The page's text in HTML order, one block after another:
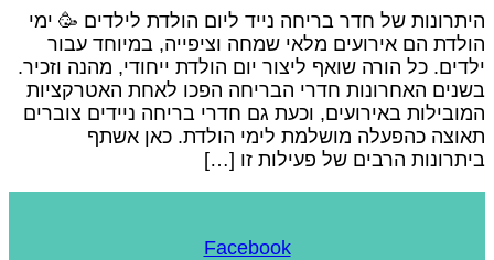
היתרונות של חדר בריחה נייד ליום הולדת לילדים 🥳 ימי
הולדת הם אירועים מלאי שמחה וציפייה, במיוחד עבור
ילדים. כל הורה שואף ליצור יום הולדת ייחודי, מהנה וזכיר.
בשנים האחרונות חדרי הבריחה הפכו לאחת האטרקציות
המובילות באירועים, וכעת גם חדרי בריחה ניידים צוברים
תאוצה כהפעלה מושלמת לימי הולדת. כאן אשתף
ביתרונות הרבים של פעילות זו […]
Facebook